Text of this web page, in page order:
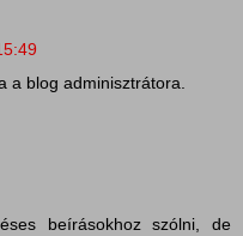
a blog adminisztrátora.
beírásokhoz szólni, de